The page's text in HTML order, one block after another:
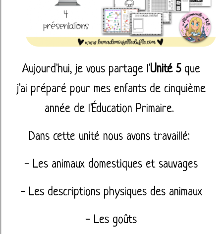
Aujourd'hui, je vous partage l'Unité 5que
j'ai préparé pour mes enfants de cinquième
année de l'Éducation Primaire.
Dans cette unité nous avons travaillé:
- Les animaux domestiques et sauvages
- Les descriptions physiques des animaux
- Les goûts